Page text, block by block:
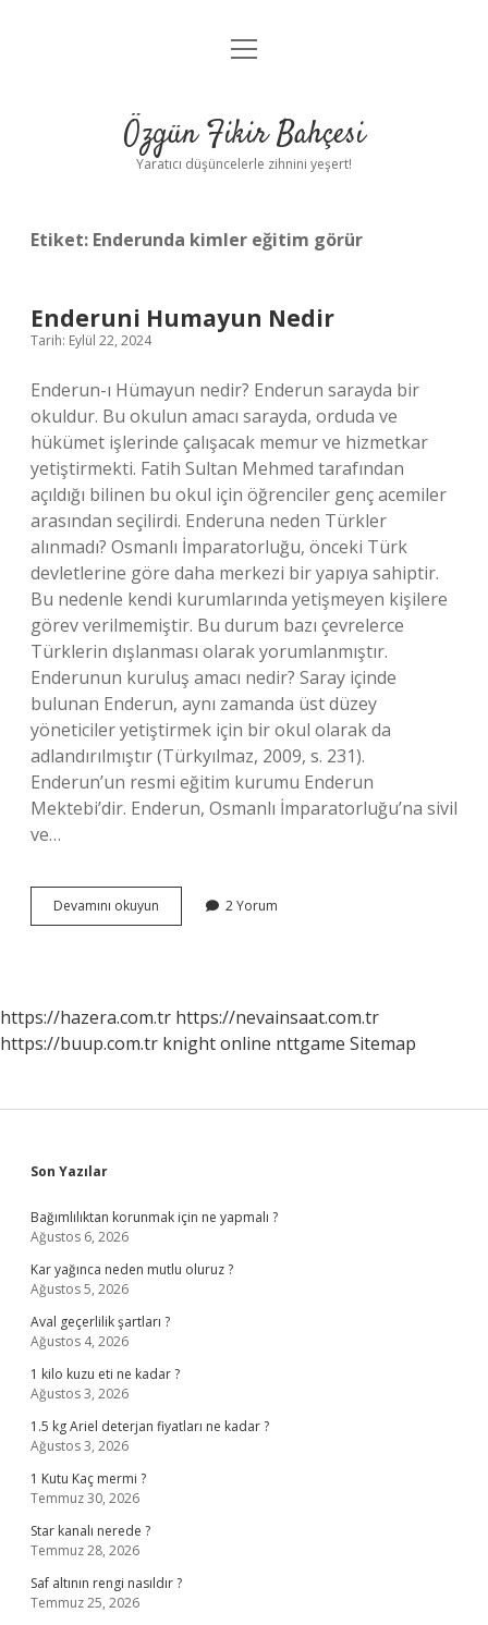
Anasayfa
Yasal Uyarı
menüyü
Özgün Fikir Bahçesi
Yaratıcı düşüncelerle zihnini yeşert!
Etiket: Enderunda kimler eğitim görür
Enderuni Humayun Nedir
Tarih: Eylül 22, 2024
Enderun-ı Hümayun nedir? Enderun sarayda bir
okuldur. Bu okulun amacı sarayda, orduda ve
hükümet işlerinde çalışacak memur ve hizmetkar
yetiştirmekti. Fatih Sultan Mehmed tarafından
açıldığı bilinen bu okul için öğrenciler genç acemiler
arasından seçilirdi. Enderuna neden Türkler
alınmadı? Osmanlı İmparatorluğu, önceki Türk
devletlerine göre daha merkezi bir yapıya sahiptir.
Bu nedenle kendi kurumlarında yetişmeyen kişilere
görev verilmemiştir. Bu durum bazı çevrelerce
Türklerin dışlanması olarak yorumlanmıştır.
Enderunun kuruluş amacı nedir? Saray içinde
bulunan Enderun, aynı zamanda üst düzey
yöneticiler yetiştirmek için bir okul olarak da
adlandırılmıştır (Türkyılmaz, 2009, s. 231).
Enderun’un resmi eğitim kurumu Enderun
Mektebi’dir. Enderun, Osmanlı İmparatorluğu’na sivil
ve…
Devamını okuyun Enderuni
Humayun
2 Yorum
https://hazera.com.tr https://nevainsaat.com.tr
https://buup.com.tr knight online nttgame Sitemap
Sidebar
Son Yazılar
Bağımlılıktan korunmak için ne yapmalı ?
Ağustos 6, 2026
Kar yağınca neden mutlu oluruz ?
Ağustos 5, 2026
Aval geçerlilik şartları ?
Ağustos 4, 2026
1 kilo kuzu eti ne kadar ?
Ağustos 3, 2026
1.5 kg Ariel deterjan fiyatları ne kadar ?
Ağustos 3, 2026
1 Kutu Kaç mermi ?
Temmuz 30, 2026
Star kanalı nerede ?
Temmuz 28, 2026
Saf altının rengi nasıldır ?
Temmuz 25, 2026